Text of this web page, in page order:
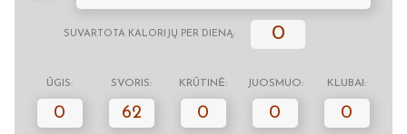
SUVARTOTA KALORIJŲ PER DIENĄ: 0
ŪGIS: SVORIS: KRŪTINĖ: JUOSMUO: KLUBAI:
0 62 0 0 0